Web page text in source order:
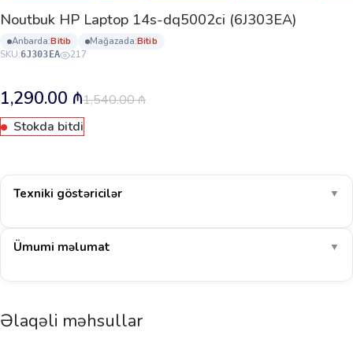
Noutbuk HP Laptop 14s-dq5002ci (6J303EA)
anbarda: bi̇ti̇b mağazada: bi̇ti̇b
SKU:6J303EA 217
1,540.00₼
1,290.00 ₼
Stokda bitdi
Texniki göstəricilər ▼
Ümumi məlumat ▼
Əlaqəli məhsullar